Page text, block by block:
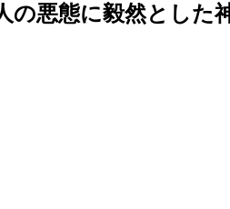
悪態に毅然とした